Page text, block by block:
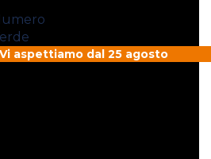
aspettiamo dal 25 agosto